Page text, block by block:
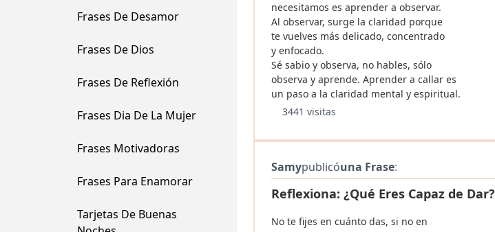
Frases De Desamor
Frases De Dios
Frases De Reflexión
Frases Dia De La Mujer
Frases Motivadoras
Frases Para Enamorar
Tarjetas De Buenas
necesitamos es aprender a observar.
Al observar, surge la claridad porque
te vuelves más delicado, concentrado
y enfocado.
Sé sabio y observa, no hables, sólo
observa y aprende. Aprender a callar es
un paso a la claridad mental y espiritual.
3441 visitas
Samypublicóuna Frase:
Reflexiona: ¿Qué Eres Capaz de Dar?
No te fijes en cuánto das, si no en